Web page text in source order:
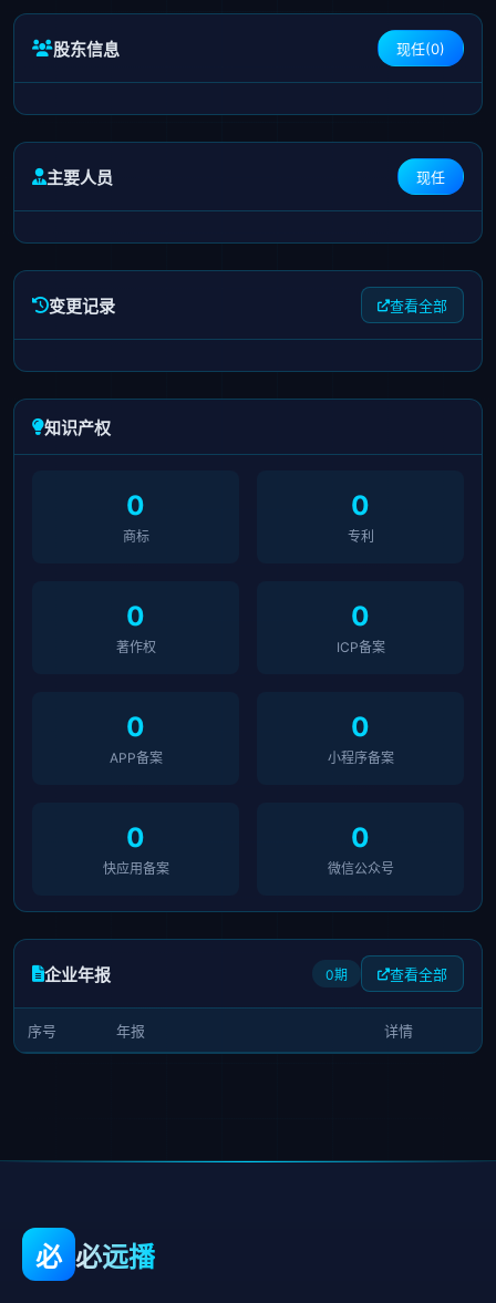
股东信息 现任(0)
主要人员 现任
变更记录 查看全部
知识产权
0
商标
0
专利
0
著作权
0
ICP备案
0
APP备案
0
小程序备案
0
快应用备案
0
微信公众号
企业年报 0期 查看全部
序号 年报 详情
必 必远播